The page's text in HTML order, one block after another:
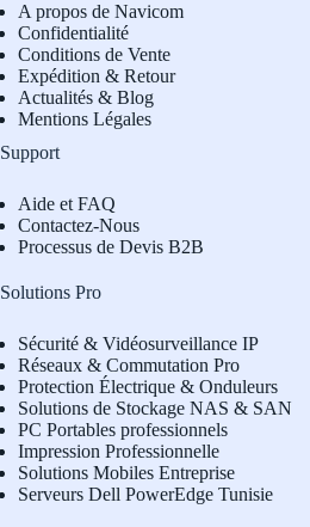
A propos de Navicom
Confidentialité
Conditions de Vente
Expédition & Retour
Actualités & Blog
Mentions Légales
Support
Aide et FAQ
Contactez-Nous
Processus de Devis B2B
Solutions Pro
Sécurité & Vidéosurveillance IP
Réseaux & Commutation Pro
Protection Électrique & Onduleurs
Solutions de Stockage NAS & SAN
PC Portables professionnels
Impression Professionnelle
Solutions Mobiles Entreprise
Serveurs Dell PowerEdge Tunisie